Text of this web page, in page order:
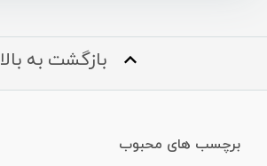
بازگشت به بالا
برچسب های محبوب